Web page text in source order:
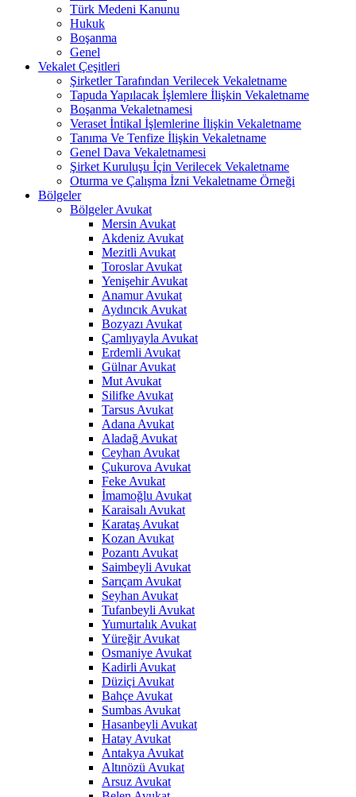
Türk Medeni Kanunu
Hukuk
Boşanma
Genel
Vekalet Çeşitleri
Şirketler Tarafından Verilecek Vekaletname
Tapuda Yapılacak İşlemlere İlişkin Vekaletname
Boşanma Vekaletnamesi
Veraset İntikal İşlemlerine İlişkin Vekaletname
Tanıma Ve Tenfize İlişkin Vekaletname
Genel Dava Vekaletnamesi
Şirket Kuruluşu İçin Verilecek Vekaletname
Oturma ve Çalışma İzni Vekaletname Örneği
Bölgeler
Bölgeler Avukat
Mersin Avukat
Akdeniz Avukat
Mezitli Avukat
Toroslar Avukat
Yenişehir Avukat
Anamur Avukat
Aydıncık Avukat
Bozyazı Avukat
Çamlıyayla Avukat
Erdemli Avukat
Gülnar Avukat
Mut Avukat
Silifke Avukat
Tarsus Avukat
Adana Avukat
Aladağ Avukat
Ceyhan Avukat
Çukurova Avukat
Feke Avukat
İmamoğlu Avukat
Karaisalı Avukat
Karataş Avukat
Kozan Avukat
Pozantı Avukat
Saimbeyli Avukat
Sarıçam Avukat
Seyhan Avukat
Tufanbeyli Avukat
Yumurtalık Avukat
Yüreğir Avukat
Osmaniye Avukat
Kadirli Avukat
Düziçi Avukat
Bahçe Avukat
Sumbas Avukat
Hasanbeyli Avukat
Hatay Avukat
Antakya Avukat
Altınözü Avukat
Arsuz Avukat